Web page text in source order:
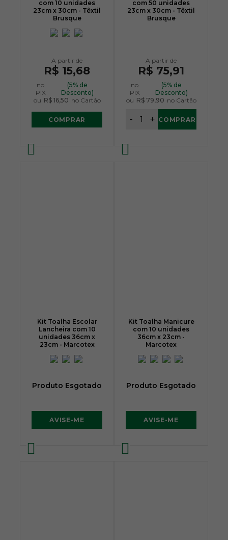
com 10 unidades
23cm x 30cm - Têxtil
Brusque
R$ 15,68
no
PIX
(5% de
Desconto)
ou R$ 16,50 no Cartão
COMPRAR
com 50 unidades
23cm x 30cm - Têxtil
Brusque
R$ 75,91
no
PIX
(5% de
Desconto)
ou R$ 79,90 no Cartão
+
- COMPRAR
Kit Toalha Escolar
Lancheira com 10
unidades 36cm x
23cm - Marcotex
Produto Esgotado
AVISE-ME
Kit Toalha Manicure
com 10 unidades
36cm x 23cm -
Marcotex
Produto Esgotado
AVISE-ME